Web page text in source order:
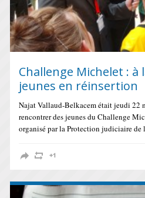
Challenge Michelet :
jeunes en réinsertion
Najat Vallaud-Belkacem était jeudi 22
rencontrer des jeunes du Challenge
organisé par la Protection judiciaire de